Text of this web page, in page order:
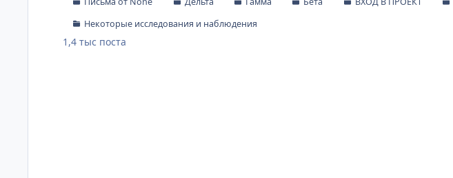
Некоторые исследования и наблюдения
1,4 тыс поста